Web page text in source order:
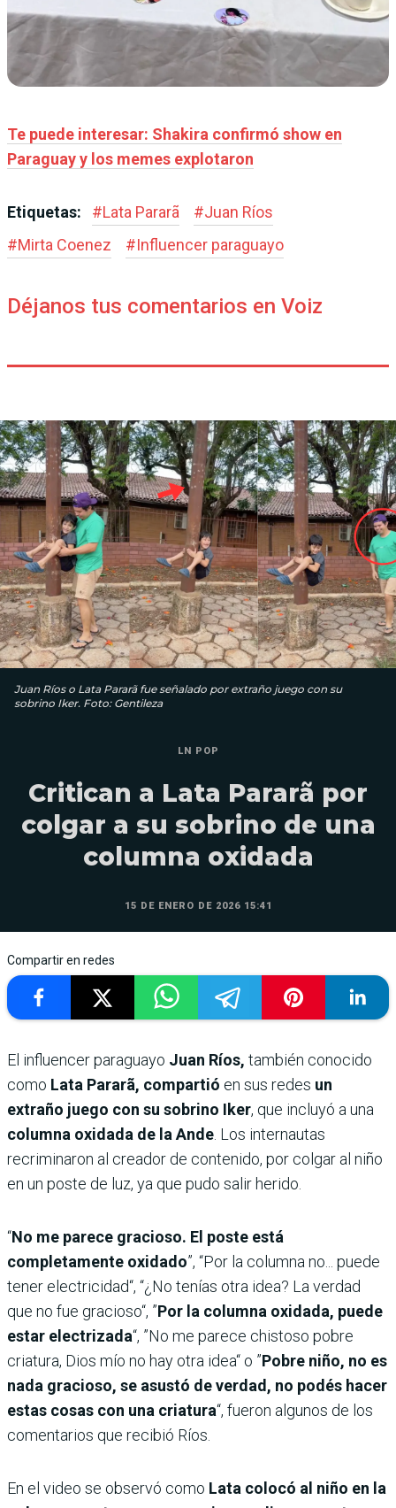
Te puede interesar: Shakira confirmó show en
Paraguay y los memes explotaron
Etiquetas: #Lata Pararã #Juan Ríos
#Mirta Coenez #Influencer paraguayo
Déjanos tus comentarios en Voiz
Juan Ríos o Lata Pararã fue señalado por extraño juego con su
sobrino Iker. Foto: Gentileza
LN POP
Critican a Lata Pararã por
colgar a su sobrino de una
columna oxidada
15 DE ENERO DE 2026 15:41
Compartir en redes
El influencer paraguayo Juan Ríos, también conocido
como Lata Pararã, compartió en sus redes un
extraño juego con su sobrino Iker, que incluyó a una
columna oxidada de la Ande . Los internautas
recriminaron al creador de contenido, por colgar al niño
en un poste de luz, ya que pudo salir herido.
“No me parece gracioso. El poste está
completamente oxidado”, “Por la columna no... puede
tener electricidad“, “¿No tenías otra idea? La verdad
que no fue gracioso“, ”Por la columna oxidada, puede
estar electrizada“, ”No me parece chistoso pobre
criatura, Dios mío no hay otra idea“ o ”Pobre niño, no es
nada gracioso, se asustó de verdad, no podés hacer
estas cosas con una criatura“, fueron algunos de los
comentarios que recibió Ríos.
En el video se observó como Lata colocó al niño en la